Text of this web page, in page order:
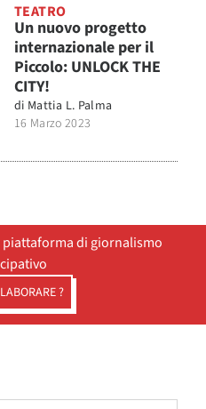
TEATRO
Un nuovo progetto
internazionale per il
Piccolo: UNLOCK THE
CITY!
di Mattia L. Palma
16 Marzo 2023
piattaforma di giornalismo
?